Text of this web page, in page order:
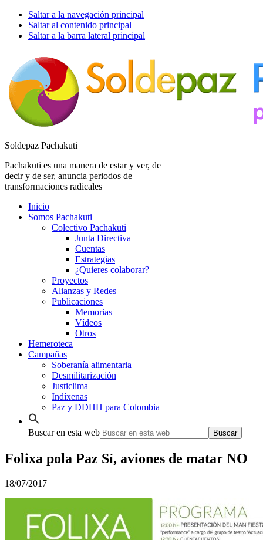
Saltar a la navegación principal
Saltar al contenido principal
Saltar a la barra lateral principal
Soldepaz Pachakuti
Pachakuti es una manera de estar y ver, de
decir y de ser, anuncia periodos de
transformaciones radicales
Inicio
Somos Pachakuti
Colectivo Pachakuti
Junta Directiva
Cuentas
Estrategias
¿Quieres colaborar?
Proyectos
Alianzas y Redes
Publicaciones
Memorias
Vídeos
Otros
Hemeroteca
Campañas
Soberanía alimentaria
Desmilitarización
Justiclima
Indíxenas
Paz y DDHH para Colombia
Buscar en esta web
Folixa pola Paz Sí, aviones de matar NO
18/07/2017